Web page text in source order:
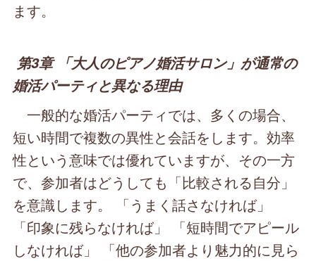
ます。
第3章 「大人のピアノ婚活サロン」が通常の
婚活パーティと異なる理由
一般的な婚活パーティでは、多くの場合、
短い時間で複数の異性と会話をします。効率
性という意味では優れていますが、その一方
で、参加者はどうしても「比較される自分」
を意識します。 「うまく話さなければ」
「印象に残らなければ」 「短時間でアピール
しなければ」 「他の参加者より魅力的に見ら